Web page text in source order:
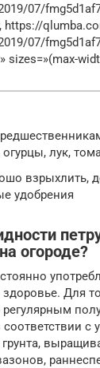
07/
https://
07/
sizes=»(max-
лук,
взрыхлить,
удобрения
огороде?
Для
с